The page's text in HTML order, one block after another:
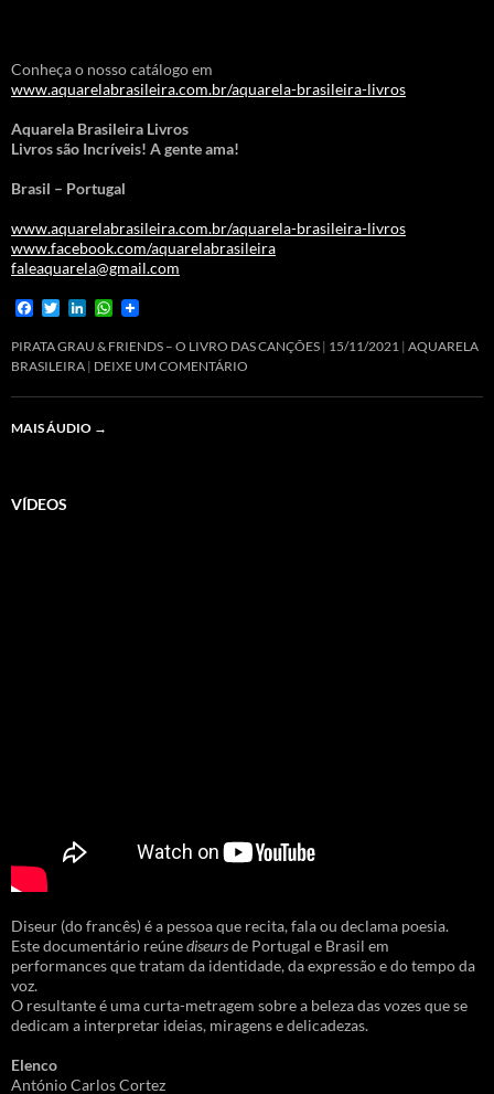
Conheça o nosso catálogo em
www.aquarelabrasileira.com.br/aquarela-brasileira-livros
Aquarela Brasileira Livros
Livros são Incríveis! A gente ama!
Brasil – Portugal
www.aquarelabrasileira.com.br/aquarela-brasileira-livros
www.facebook.com/aquarelabrasileira
faleaquarela@gmail.com
F
c
e
b
o
k
T
i
t
t
e
n
k
e
d
n
W
a
t
s
A
PIRATA GRAU & FRIENDS – O LIVRO DAS CANÇÕES 15/11/2021 AQUARELA
BRASILEIRA DEIXE UM COMENTÁRIO
MAIS ÁUDIO →
VÍDEOS
Diseur (do francês) é a pessoa que recita, fala ou declama poesia.
Este documentário reúnediseursde Portugal e Brasil em
performances que tratam da identidade, da expressão e do tempo da
voz.
O resultante é uma curta-metragem sobre a beleza das vozes que se
dedicam a interpretar ideias, miragens e delicadezas.
Elenco
António Carlos Cortez